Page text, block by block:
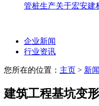
管桩生产关于宏安建
企业新闻
行业资讯
您所在的位置： 主页 > 新
建筑工程基坑变